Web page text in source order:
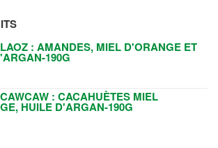
: AMANDES, MIEL D'ORANGE ET
190G
: CACAHUÈTES MIEL
HUILE D'ARGAN-190G